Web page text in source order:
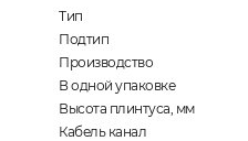
Тип
Подтип
Производство
В одной упаковке
Высота плинтуса, мм
Кабель канал